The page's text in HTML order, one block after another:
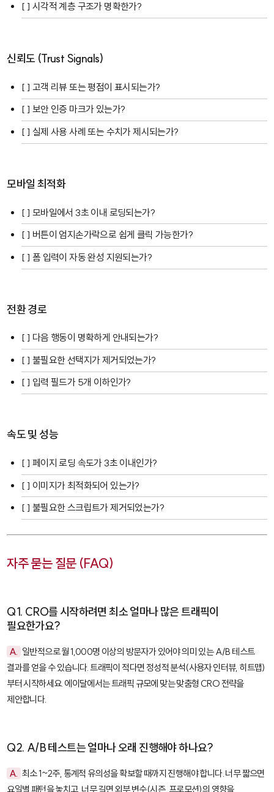
[ ] 시각적 계층 구조가 명확한가?
신뢰도 (Trust Signals)
[ ] 고객 리뷰 또는 평점이 표시되는가?
[ ] 보안 인증 마크가 있는가?
[ ] 실제 사용 사례 또는 수치가 제시되는가?
모바일 최적화
[ ] 모바일에서 3초 이내 로딩되는가?
[ ] 버튼이 엄지손가락으로 쉽게 클릭 가능한가?
[ ] 폼 입력이 자동 완성 지원되는가?
전환 경로
[ ] 다음 행동이 명확하게 안내되는가?
[ ] 불필요한 선택지가 제거되었는가?
[ ] 입력 필드가 5개 이하인가?
속도 및 성능
[ ] 페이지 로딩 속도가 3초 이내인가?
[ ] 이미지가 최적화되어 있는가?
[ ] 불필요한 스크립트가 제거되었는가?
자주 묻는 질문 (FAQ)
Q1. CRO를 시작하려면 최소 얼마나 많은 트래픽이
필요한가요?
A. 일반적으로 월 1,000명 이상의 방문자가 있어야 의미 있는 A/B 테스트
결과를 얻을 수 있습니다. 트래픽이 적다면 정성적 분석(사용자 인터뷰, 히트맵)
부터 시작하세요. 에이달에서는 트래픽 규모에 맞는 맞춤형 CRO 전략을
제안합니다.
Q2. A/B 테스트는 얼마나 오래 진행해야 하나요?
A. 최소 1~2주, 통계적 유의성을 확보할 때까지 진행해야 합니다. 너무 짧으면
요일별 패턴을 놓치고, 너무 길면 외부 변수(시즌, 프로모션)의 영향을